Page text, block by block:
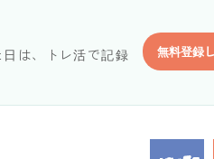
は、トレ活で記録 無料登録